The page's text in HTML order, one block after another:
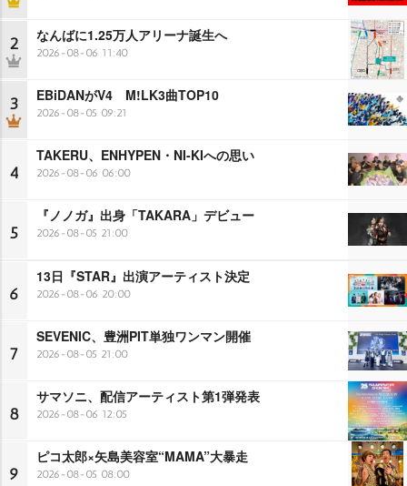
2 なんばに1.25万人アリーナ誕生へ
2026-08-06 11:40
3 EBiDANがV4 M!LK3曲TOP10
2026-08-05 09:21
4
TAKERU、ENHYPEN・NI-KIへの思い
2026-08-06 06:00
5
『ノノガ』出身「TAKARA」デビュー
2026-08-05 21:00
6
13日『STAR』出演アーティスト決定
2026-08-06 20:00
7
SEVENIC、豊洲PIT単独ワンマン開催
2026-08-05 21:00
8
サマソニ、配信アーティスト第1弾発表
2026-08-06 12:05
9
ピコ太郎×矢島美容室“MAMA”大暴走
2026-08-05 08:00